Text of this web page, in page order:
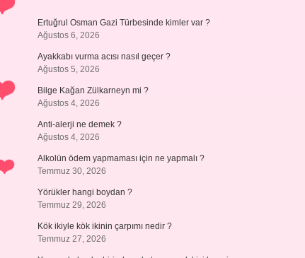
Ertuğrul Osman Gazi Türbesinde kimler var ?
Ağustos 6, 2026
Ayakkabı vurma acısı nasıl geçer ?
Ağustos 5, 2026
Bilge Kağan Zülkarneyn mi ?
Ağustos 4, 2026
Anti-alerji ne demek ?
Ağustos 4, 2026
Alkolün ödem yapmaması için ne yapmalı ?
Temmuz 30, 2026
Yörükler hangi boydan ?
Temmuz 29, 2026
Kök ikiyle kök ikinin çarpımı nedir ?
Temmuz 27, 2026